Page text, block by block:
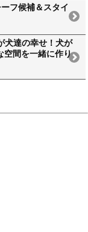
フ候補＆スタイ
犬達の幸せ！犬が
空間を一緒に作り